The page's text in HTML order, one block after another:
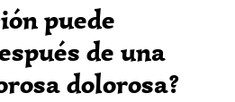
puede
de una
dolorosa?